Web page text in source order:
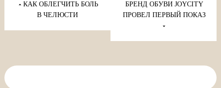
по
записям
КАК ОБЛЕГЧИТЬ БОЛЬ
В ЧЕЛЮСТИ
БРЕНД ОБУВИ JOYCITY
ПРОВЕЛ ПЕРВЫЙ ПОКАЗ